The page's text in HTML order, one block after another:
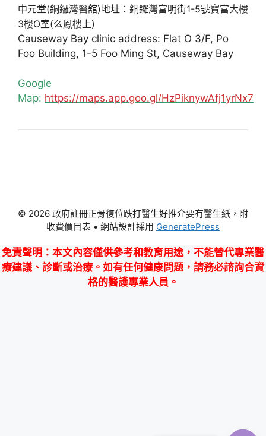
中元堂(銅鑼灣醫舘)地址：銅鑼灣富明街1-5號寶富大樓
3樓O室(么鳳樓上)
Causeway Bay clinic address: Flat O 3/F, Po
Foo Building, 1-5 Foo Ming St, Causeway Bay
Google
Map: https://maps.app.goo.gl/HzPiknywAfj1yrNx7
© 2026 政府註冊正骨復位跌打醫生好推介要有醫生紙，附
收費價目表 • 網站設計採用 GeneratePress
免責聲明 ：本文內容僅供參考和教育用途，不能替代專業醫
療建議、診斷或治療。如有任何健康問題，請務必諮詢合資
格的醫護專業人員。